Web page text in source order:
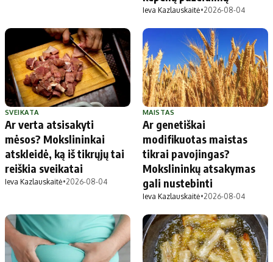
Ieva Kazlauskaitė•2026-08-04
SVEIKATA
Ar verta atsisakyti
mėsos? Mokslininkai
atskleidė, ką iš tikrųjų tai
reiškia sveikatai
Ieva Kazlauskaitė•2026-08-04
MAISTAS
Ar genetiškai
modifikuotas maistas
tikrai pavojingas?
Mokslininkų atsakymas
gali nustebinti
Ieva Kazlauskaitė•2026-08-04